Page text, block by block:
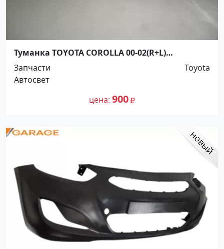
Туманка TOYOTA COROLLA 00-02(R+L)
Краснодар
Запчасти
Toyota
Автосвет
цена 900